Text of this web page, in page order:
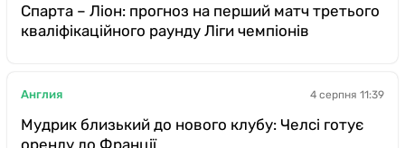
Спарта – Ліон: прогноз на перший матч третього
кваліфікаційного раунду Ліги чемпіонів
Англия 4 серпня 11:39
Мудрик близький до нового клубу: Челсі готує
оренду до Франції